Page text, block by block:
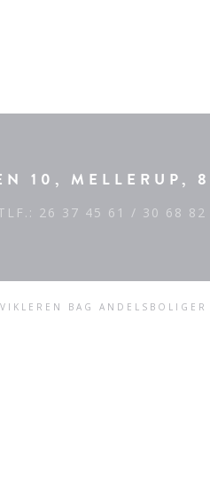
10, MELLERUP,
26 37 45 61 / 30 68 82
BAG